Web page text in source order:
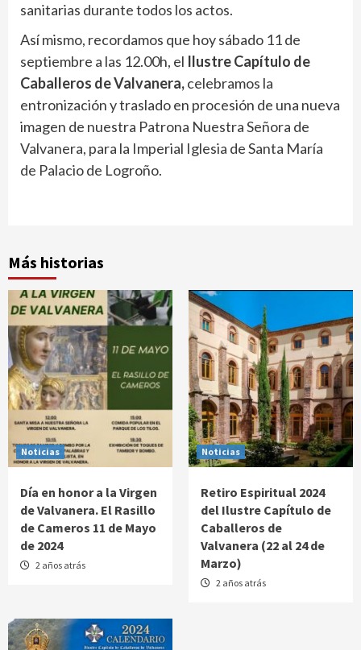
sanitarias durante todos los actos.
Así mismo, recordamos que hoy sábado 11 de
septiembre a las 12.00h, el Ilustre Capítulo de
Caballeros de Valvanera,celebramos la
entronización y traslado en procesión de una nueva
imagen de nuestra Patrona Nuestra Señora de
Valvanera, para la Imperial Iglesia de Santa María
de Palacio de Logroño.
Más historias
Noticias
Día en honor a la Virgen
de Valvanera. El Rasillo
de Cameros 11 de Mayo
de 2024
2 años atrás
Noticias
Retiro Espiritual 2024
del Ilustre Capítulo de
Caballeros de
Valvanera (22 al 24 de
Marzo)
2 años atrás